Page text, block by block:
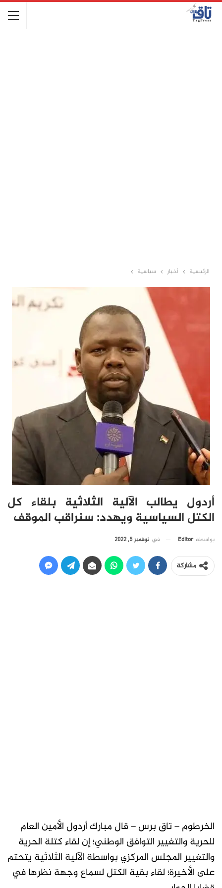
الرئيسية أخبار سياسية
أردول يطالب الآلية الثلاثية بلقاء كل
الكتل السياسية ويهدد: سنراقب الموقف
بواسطة Editor في نوفمبر 5, 2022
مشاركة
الخرطوم – تاق برس – قال مبارك أردول الأمين العام
للحرية والتغيير التوافق الوطني؛ إن لقاء كتلة الحرية
والتغيير المجلس المركزي بواسطة الآلية الثلاثية يتحتم
على الأخيرة؛ لقاء بقية الكتل لسماع وجهة نظرها في